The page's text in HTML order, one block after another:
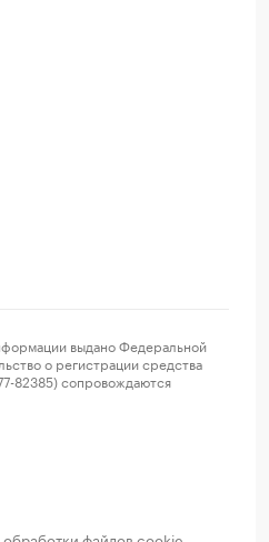
выдано Федеральной
о регистрации средства
82385) сопровождаются